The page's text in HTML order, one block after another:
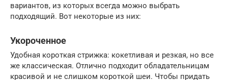
вариантов, из которых всегда можно выбрать
подходящий. Вот некоторые из них:
Укороченное
Удобная короткая стрижка: кокетливая и резкая, но все
же классическая. Отлично подходит обладательницам
красивой и не слишком короткой шеи. Чтобы придать